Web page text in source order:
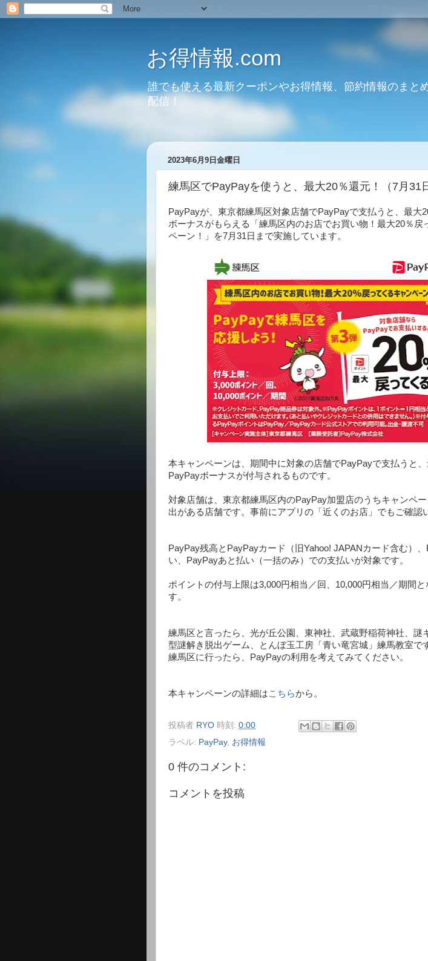
お得情報.com
誰でも使える最新クーポンやお得情報、節約情報のまと
配信！
2023年6月9日金曜日
練馬区でPayPayを使うと、最大20％還元！（7月31
PayPayが、東京都練馬区対象店舗でPayPayで支払うと、最大
ボーナスがもらえる「練馬区内のお店でお買い物！最大20％戻
ペーン！」を7月31日まで実施しています。
本キャンペーンは、期間中に対象の店舗でPayPayで支払うと
PayPayボーナスが付与されるものです。
対象店舗は、東京都練馬区内のPayPay加盟店のうちキャンペ
出がある店舗です。事前にアプリの「近くのお店」でもご確認
PayPay残高とPayPayカード（旧Yahoo! JAPANカード含む）
い、PayPayあと払い（一括のみ）での支払いが対象です。
ポイントの付与上限は3,000円相当／回、10,000円相当／期間と
す。
練馬区と言ったら、光が丘公園、東神社、武蔵野稲荷神社、謎
型謎解き脱出ゲーム、とんぼ玉工房「青い竜宮城」練馬教室で
練馬区に行ったら、PayPayの利用を考えてみてください。
本キャンペーンの詳細はこちらから。
投稿者 RYO 時刻: 0:00
ラベル: PayPay, お得情報
0 件のコメント:
コメントを投稿